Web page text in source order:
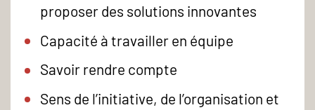
proposer des solutions innovantes
Capacité à travailler en équipe
Savoir rendre compte
Sens de l’initiative, de l’organisation et